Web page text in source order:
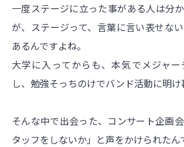
一度ステージに立った事がある人は分
が、ステージって、言葉に言い表せな
あるんですよね。
大学に入ってからも、本気でメジャ
し、勉強そっちのけでバンド活動に明け
そんな中で出会った、コンサート企画
タッフをしないか」と声をかけられたん